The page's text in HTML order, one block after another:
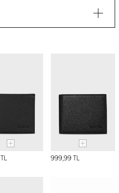
TL 999,99 TL